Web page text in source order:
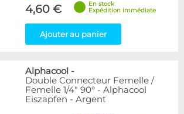
4,60 €
En stock
Expédition immédiate
Ajouter au panier
Alphacool -
Double Connecteur Femelle /
Femelle 1/4" 90° - Alphacool
Eiszapfen - Argent